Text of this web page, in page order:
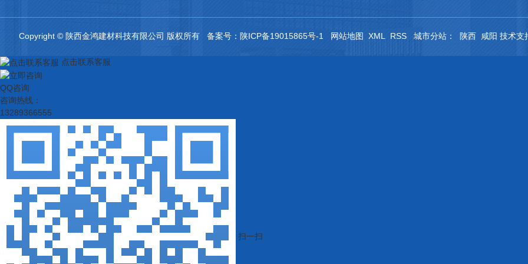
Copyright © 陕西金鸿建材科技有限公司 版权所有 备案号： 陕ICP备19015865号-1 网站地图 XML RSS 城市分站 ： 陕西 咸阳 技术支
点击联系客服
QQ咨询
咨询热线：
13289366555
扫一扫